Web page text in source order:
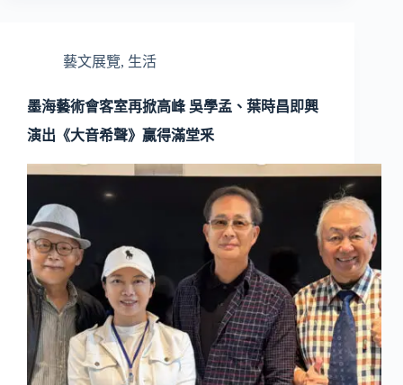
藝文展覽, 生活
墨海藝術會客室再掀高峰 吳學孟、葉時昌即興
演出《大音希聲》贏得滿堂釆